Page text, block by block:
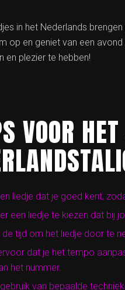
in het Nederlands
op en geniet van een
en plezier te hebben!
VOOR
liedje dat je goed kent,
een liedje te kiezen dat bij
de tijd om het liedje door te
dat je het tempo
het nummer.
van bepaalde